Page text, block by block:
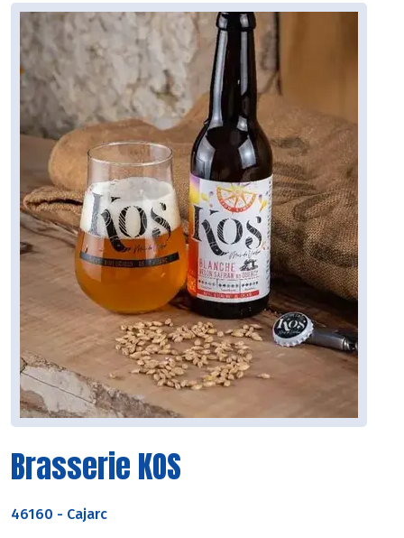
Brasserie KOS
46160 - Cajarc